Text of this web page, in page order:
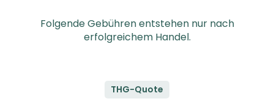
Folgende Gebühren entstehen nur nach
erfolgreichem Handel.
THG-Quote